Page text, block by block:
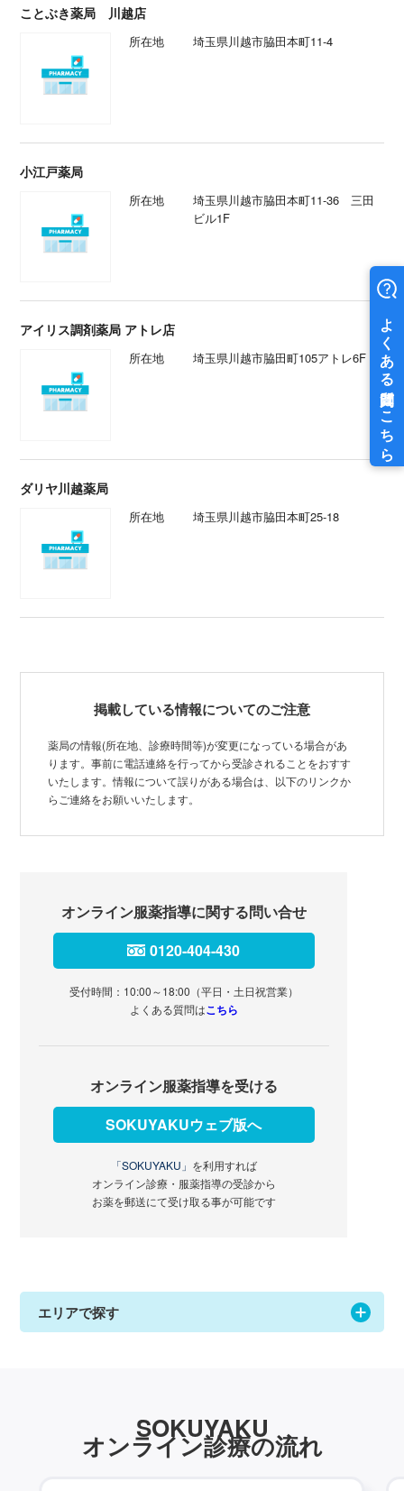
ことぶき薬局 川越店
所在地 埼玉県川越市脇田本町11-4
小江戸薬局
所在地
埼玉県川越市脇田本町11-36 三田
ビル1F
アイリス調剤薬局 アトレ店
所在地 埼玉県川越市脇田町105アトレ6F
ダリヤ川越薬局
所在地 埼玉県川越市脇田本町25-18
掲載している情報についてのご注意
薬局の情報(所在地、診療時間等)が変更になっている場合があ
ります。事前に電話連絡を行ってから受診されることをおすす
いたします。情報について誤りがある場合は、以下のリンクか
らご連絡をお願いいたします。
オンライン服薬指導に関する問い合せ
0120-404-430
受付時間：10:00～18:00（平日・土日祝営業）
よくある質問はこちら
オンライン服薬指導を受ける
SOKUYAKUウェブ版へ
「SOKUYAKU」 を利用すれば
オンライン診療・服薬指導の受診から
お薬を郵送にて受け取る事が可能です
エリアで探す
SOKUYAKU
オンライン診療の流れ